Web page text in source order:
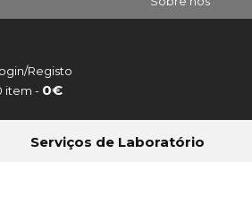
Registo
item - 0€
Serviços de Laboratório